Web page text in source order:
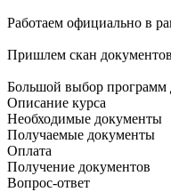
Работаем официально в
Пришлем скан
Большой выбор программ
Описание курса
Необходимые документы
Получаемые документы
Оплата
Получение документов
Вопрос-ответ